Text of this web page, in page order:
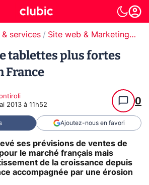
& services Site web & Marketing Digital
tablettes plus fortes
France
2013 à 11h52 0
Ajoutez-nous en favori
ses prévisions de ventes de
le marché français mais
de la croissance depuis
accompagnée par une érosion